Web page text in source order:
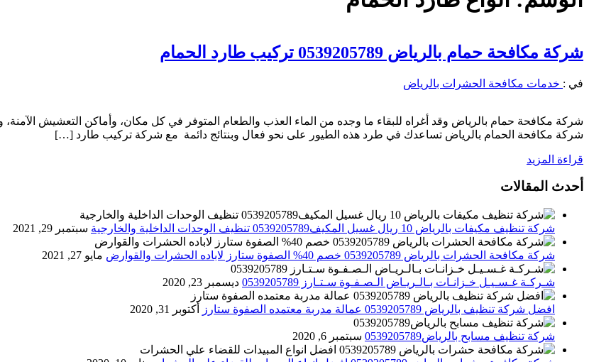
شركة مكافحة حمام بالرياض 0539205789 تركيب طارد الحمام
في : خدمات مكافحة الحشرات بالرياض
شركة مكافحة حمام بالرياض وقد أغراه للبقاء ما وجده من الماء العذب والطعام المتوفر في كل مكان، وأماكن التعشيش
شركة مكافحة الحمام بالرياض تساعدك في طرد هذه الطيور على نحو فعال وبنتائج دائمة مع شركة تركيب طارد […]
قراءة المزيد
أحدث المقالات
شركة تنظيف مكيفات بالرياض 10 ريال غسيل المكيف0539205789 تنظيف الوحدات الداخلية والخارجية سبتمبر 29, 2021
شركة مكافحة الحشرات بالرياض 0539205789 خصم 40% الصفوة ستارز لاباده الحشرات والقوارض مايو 27, 2021
شـركـة غـسـيـل خـزانـات بـالـريـاض الـصـفـوة سـتـارز 0539205789 ديسمبر 23, 2020
افضل شركة تنظيف بالرياض 0539205789 عمالة مدربة معتمده الصفوة ستارز أكتوبر 31, 2020
شركة تنظيف مسابح بالرياض0539205789 سبتمبر 6, 2020